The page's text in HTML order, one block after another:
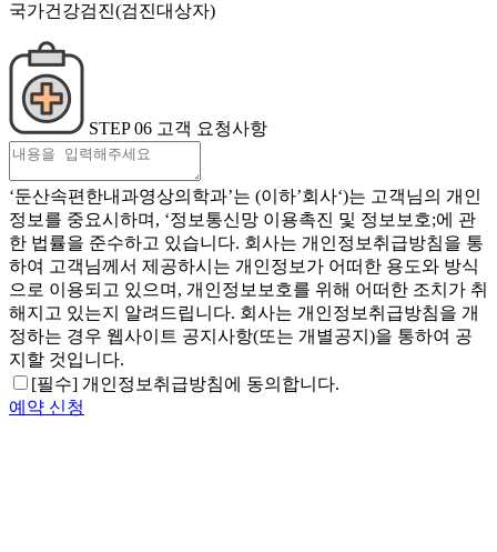
국가건강검진(검진대상자)
STEP 06 고객 요청사항
‘둔산속편한내과영상의학과’는 (이하’회사‘)는 고객님의 개인
정보를 중요시하며, ‘정보통신망 이용촉진 및 정보보호;에 관
한 법률을 준수하고 있습니다. 회사는 개인정보취급방침을 통
하여 고객님께서 제공하시는 개인정보가 어떠한 용도와 방식
으로 이용되고 있으며, 개인정보보호를 위해 어떠한 조치가 취
해지고 있는지 알려드립니다. 회사는 개인정보취급방침을 개
정하는 경우 웹사이트 공지사항(또는 개별공지)을 통하여 공
지할 것입니다.
[필수] 개인정보취급방침에 동의합니다.
예약 신청